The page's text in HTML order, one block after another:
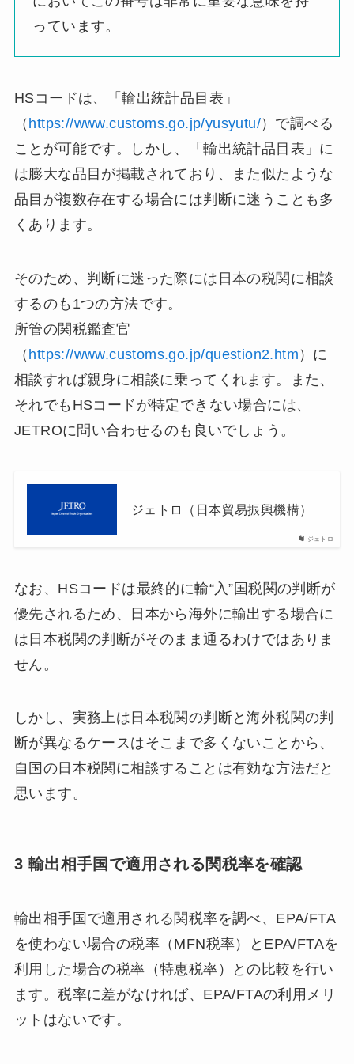
っています。
HSコードは、「輸出統計品目表」
（ https://www.customs.go.jp/yusyutu/）で調べる
ことが可能です。しかし、「輸出統計品目表」に
は膨大な品目が掲載されており、また似たような
品目が複数存在する場合には判断に迷うことも多
くあります。
そのため、判断に迷った際には日本の税関に相談
するのも1つの方法です。
所管の関税鑑査官
（ https://www.customs.go.jp/question2.htm ）に
相談すれば親身に相談に乗ってくれます。また、
それでもHSコードが特定できない場合には、
JETROに問い合わせるのも良いでしょう。
ジェトロ
ジェトロ（日本貿易振興機構）
なお、HSコードは最終的に輸“入”国税関の判断が
優先されるため、日本から海外に輸出する場合に
は日本税関の判断がそのまま通るわけではありま
せん。
しかし、実務上は日本税関の判断と海外税関の判
断が異なるケースはそこまで多くないことから、
自国の日本税関に相談することは有効な方法だと
思います。
3 輸出相手国で適用される関税率を確認
輸出相手国で適用される関税率を調べ、EPA/FTA
を使わない場合の税率（MFN税率）とEPA/FTAを
利用した場合の税率（特恵税率）との比較を行い
ます。税率に差がなければ、EPA/FTAの利用メリ
ットはないです。